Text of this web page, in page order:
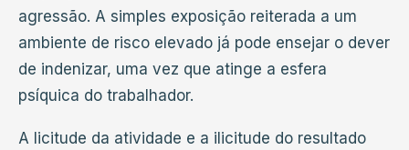
agressão. A simples exposição reiterada a um
ambiente de risco elevado já pode ensejar o dever
de indenizar, uma vez que atinge a esfera
psíquica do trabalhador.
A licitude da atividade e a ilicitude do resultado